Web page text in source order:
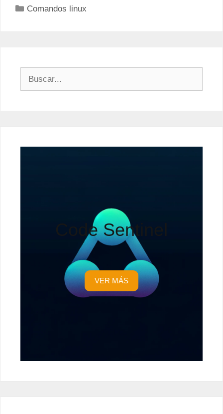
Categorías
Comandos linux
Code Sentinel
VER MÁS